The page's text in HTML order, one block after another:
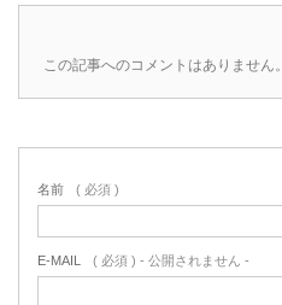
この記事へのコメントはありません。
名前 ( 必須 )
E-MAIL ( 必須 ) - 公開されません -